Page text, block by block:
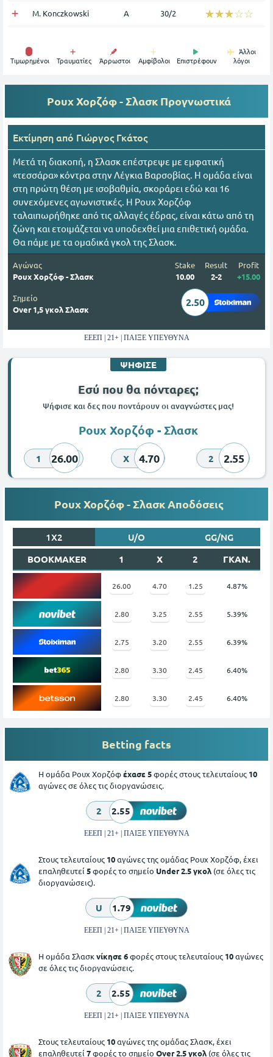
M. Konczkowski Α 30/2 ☆☆☆☆☆
★★★★★
Tιμωρημένοι Τραυματίες Άρρωστοι Αμφίβολοι Επιστρέφουν
Άλλοι
λόγοι
Ρουχ Χορζόφ - Σλασκ Προγνωστικά
Εκτίμηση από Γιώργος Γκάτος
Μετά τη διακοπή, η Σλασκ επέστρεψε με εμφατική
«τεσσάρα» κόντρα στην Λέγκια Βαρσοβίας. Η ομάδα είναι
στη πρώτη θέση με ισοβαθμία, σκοράρει εδώ και 16
συνεχόμενες αγωνιστικές. Η Ρουχ Χορζόφ
ταλαιπωρήθηκε από τις αλλαγές έδρας, είναι κάτω από τη
ζώνη και ετοιμάζεται να υποδεχθεί μια επιθετική ομάδα.
Θα πάμε με τα ομαδικά γκολ της Σλασκ.
Αγώνας
Ρουχ Χορζόφ - Σλασκ
Stake
10.00
Result
2-2
Profit
+15.00
Σημείο
Over 1,5 γκολ Σλασκ
2.50
ΕΕΕΠ | 21+ | ΠΑΙΞΕ ΥΠΕΥΘΥΝΑ
ΨΗΦΙΣΕ
Εσύ που θα πόνταρες;
Ψήφισε και δες που ποντάρουν οι αναγνώστες μας!
Ρουχ Χορζόφ - Σλασκ
1 26.00 X 4.70 2 2.55
Ρουχ Χορζόφ - Σλασκ Αποδόσεις
1X2 U/O
GG/NG
BOOKMAKER
1 X 2 ΓΚΑΝ.
26.00 4.70 1.25 4.87%
2.80 3.25 2.55 5.39%
2.75 3.20 2.55 6.39%
2.80 3.30 2.45 6.40%
2.80 3.30 2.45 6.40%
Betting facts
Η ομάδα Ρουχ Χορζόφέχασε 5φορές στους τελευταίους 10
αγώνες σε όλες τις διοργανώσεις.
2 2.55
ΕΕΕΠ | 21+ | ΠΑΙΞΕ ΥΠΕΥΘΥΝΑ
Στους τελευταίους 10αγώνες της ομάδας Ρουχ Χορζόφ, έχει
επαληθευτεί 5φορές το σημείο Under 2.5 γκολ (σε όλες τις
διοργανώσεις).
U 1.79
ΕΕΕΠ | 21+ | ΠΑΙΞΕ ΥΠΕΥΘΥΝΑ
Η ομάδα Σλασκνίκησε 6φορές στους τελευταίους 10αγώνες
σε όλες τις διοργανώσεις.
2 2.55
ΕΕΕΠ | 21+ | ΠΑΙΞΕ ΥΠΕΥΘΥΝΑ
Στους τελευταίους 10αγώνες της ομάδας Σλασκ, έχει
επαληθευτεί 7φορές το σημείο Over 2.5 γκολ (σε όλες τις